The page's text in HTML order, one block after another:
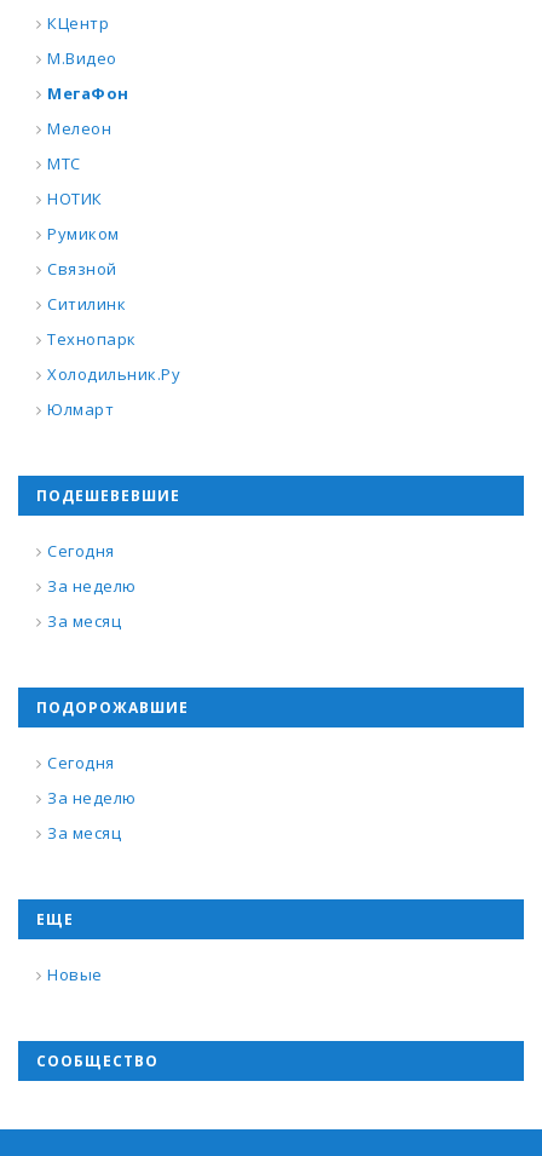
КЦентр
М.Видео
МегаФон
Мелеон
МТС
НОТИК
Румиком
Связной
Ситилинк
Технопарк
Холодильник.Ру
Юлмарт
ПОДЕШЕВЕВШИЕ
Сегодня
За неделю
За месяц
ПОДОРОЖАВШИЕ
Сегодня
За неделю
За месяц
ЕЩЕ
Новые
СООБЩЕСТВО